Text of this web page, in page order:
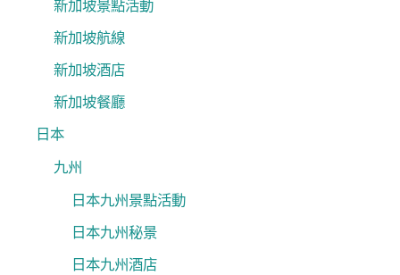
新加坡景點活動
新加坡航線
新加坡酒店
新加坡餐廳
日本
九州
日本九州景點活動
日本九州秘景
日本九州酒店